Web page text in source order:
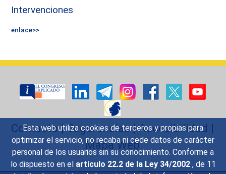
Esta web utiliza cookies de terceros y propias para
optimizar el servicio, no recaba ni cede datos de carácter
personal de los usuarios sin su conocimiento. Conforme a
lo dispuesto en el artículo 22.2 de la Ley 34/2002 , de 11
Intervenciones
enlace>>
Contacto|Sugerencias|Accesibilidad |
Mapa Web